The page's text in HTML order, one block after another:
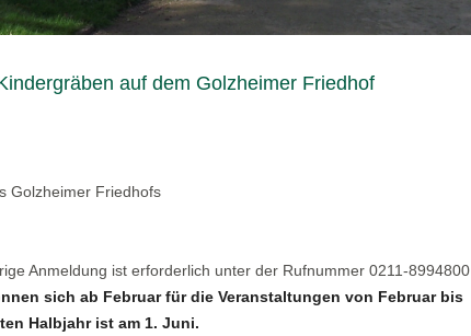
auf dem Golzheimer Friedhof
Golzheimer Friedhofs
Anmeldung ist erforderlich unter der Rufnummer 0211-8994800
sich ab Februar für die Veranstaltungen von Februar bis
Halbjahr ist am 1. Juni.